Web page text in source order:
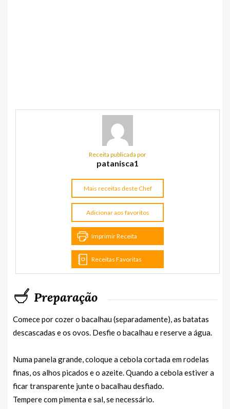
Receita publicada por
patanisca1
Mais receitas deste Chef
Adicionar aos favoritos
Imprimir Receita
Receitas Favoritas
Preparação
Comece por cozer o bacalhau (separadamente), as batatas
descascadas e os ovos. Desfie o bacalhau e reserve a água.
Numa panela grande, coloque a cebola cortada em rodelas
finas, os alhos picados e o azeite. Quando a cebola estiver a
ficar transparente junte o bacalhau desfiado.
Tempere com pimenta e sal, se necessário.